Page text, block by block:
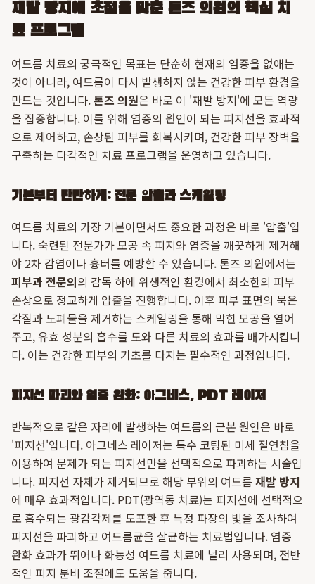
재발 방지에 초점을 맞춘 톤즈 의원의 핵심 치
료 프로그램
여드름 치료의 궁극적인 목표는 단순히 현재의 염증을 없애는
것이 아니라, 여드름이 다시 발생하지 않는 건강한 피부 환경을
만드는 것입니다.톤즈 의원은 바로 이 '재발 방지'에 모든 역량
을 집중합니다. 이를 위해 염증의 원인이 되는 피지선을 효과적
으로 제어하고, 손상된 피부를 회복시키며, 건강한 피부 장벽을
구축하는 다각적인 치료 프로그램을 운영하고 있습니다.
기본부터 탄탄하게: 전문 압출과 스케일링
여드름 치료의 가장 기본이면서도 중요한 과정은 바로 '압출'입
니다. 숙련된 전문가가 모공 속 피지와 염증을 깨끗하게 제거해
야 2차 감염이나 흉터를 예방할 수 있습니다. 톤즈 의원에서는
피부과 전문의의 감독 하에 위생적인 환경에서 최소한의 피부
손상으로 정교하게 압출을 진행합니다. 이후 피부 표면의 묵은
각질과 노폐물을 제거하는 스케일링을 통해 막힌 모공을 열어
주고, 유효 성분의 흡수를 도와 다른 치료의 효과를 배가시킵니
다. 이는 건강한 피부의 기초를 다지는 필수적인 과정입니다.
피지선 파괴와 염증 완화: 아그네스, PDT 레이저
반복적으로 같은 자리에 발생하는 여드름의 근본 원인은 바로
'피지선'입니다. 아그네스 레이저는 특수 코팅된 미세 절연침을
이용하여 문제가 되는 피지선만을 선택적으로 파괴하는 시술입
니다. 피지선 자체가 제거되므로 해당 부위의 여드름 재발 방지
에 매우 효과적입니다. PDT(광역동 치료)는 피지선에 선택적으
로 흡수되는 광감각제를 도포한 후 특정 파장의 빛을 조사하여
피지선을 파괴하고 여드름균을 살균하는 치료법입니다. 염증
완화 효과가 뛰어나 화농성 여드름 치료에 널리 사용되며, 전반
적인 피지 분비 조절에도 도움을 줍니다.